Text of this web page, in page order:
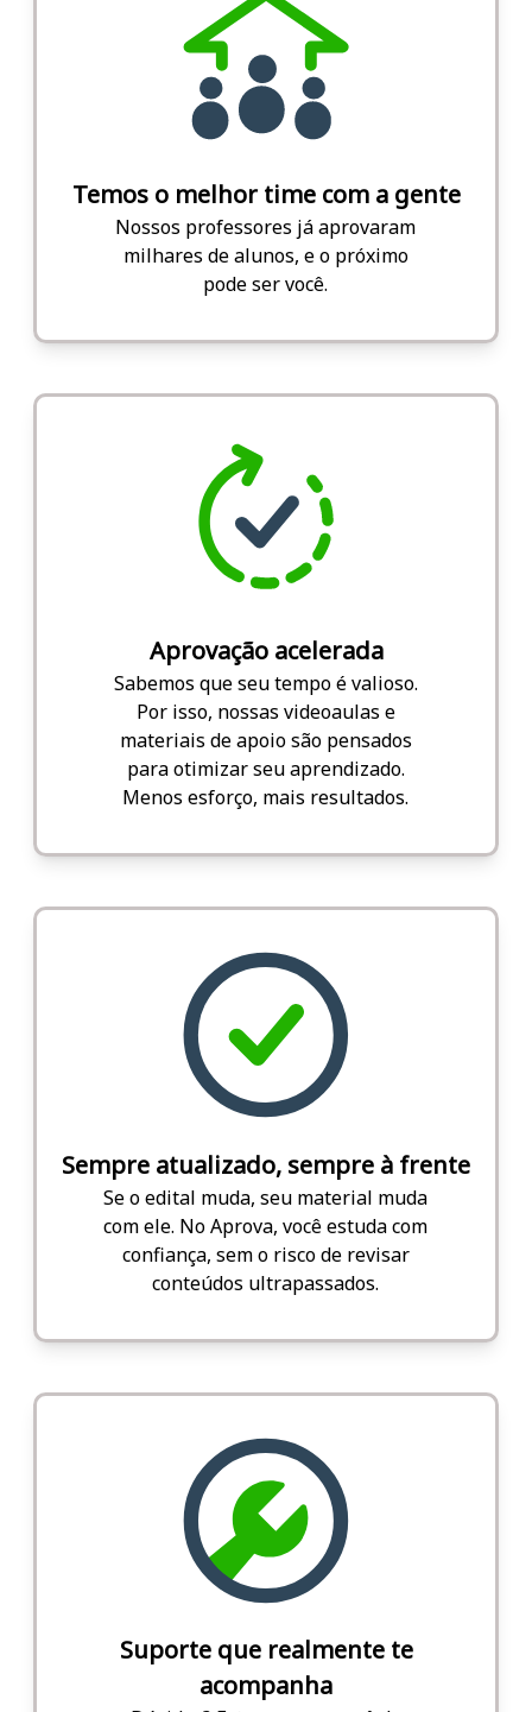
Temos o melhor time com a gente
Nossos professores já aprovaram
milhares de alunos, e o próximo
pode ser você.
Aprovação acelerada
Sabemos que seu tempo é valioso.
Por isso, nossas videoaulas e
materiais de apoio são pensados
para otimizar seu aprendizado.
Menos esforço, mais resultados.
Sempre atualizado, sempre à frente
Se o edital muda, seu material muda
com ele. No Aprova, você estuda com
confiança, sem o risco de revisar
conteúdos ultrapassados.
Suporte que realmente te
acompanha